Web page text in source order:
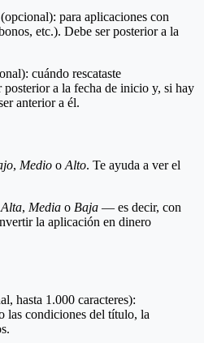
(opcional): para aplicaciones con
etc.). Debe ser posterior a la
cuándo rescataste
posterior a la fecha de inicio y, si hay
anterior a él.
, Medio o Alto. Te ayuda a ver el
Alta, Media o Baja — es decir, con
la aplicación en dinero
hasta 1.000 caracteres):
las condiciones del título, la